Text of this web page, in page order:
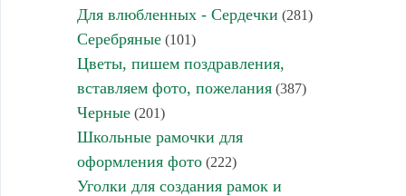
Для влюбленных - Сердечки (281)
Серебряные(101)
Цветы, пишем поздравления,
вставляем фото, пожелания(387)
Черные(201)
Школьные рамочки для
оформления фото(222)
Уголки для создания рамок и